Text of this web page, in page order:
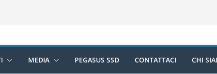
MEDIA PEGASUS SSD CONTATTACI CHI